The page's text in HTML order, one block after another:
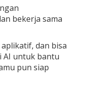
bekerja sama
dan bisa
AI untuk bantu
pun siap